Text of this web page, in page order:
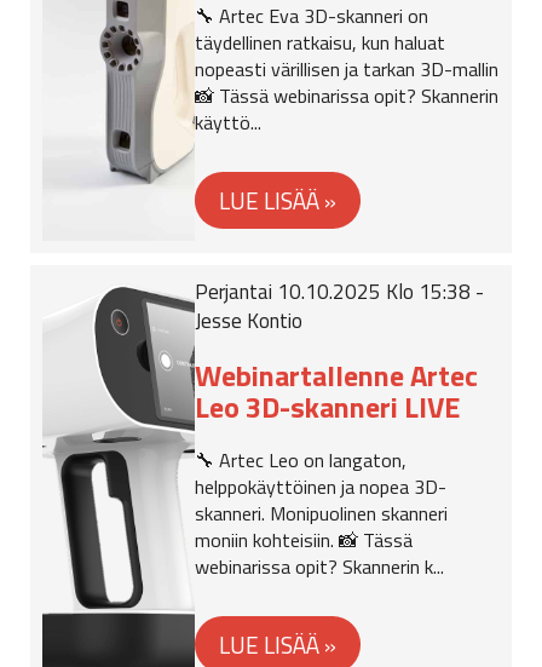
🔧 Artec Eva 3D-skanneri on
täydellinen ratkaisu, kun haluat
nopeasti värillisen ja tarkan 3D-mallin
📸 Tässä webinarissa opit? Skannerin
käyttö...
Perjantai 10.10.2025 Klo 15:38 -
Jesse Kontio
Webinartallenne Artec
Leo 3D-skanneri LIVE
🔧 Artec Leo on langaton,
helppokäyttöinen ja nopea 3D-
skanneri. Monipuolinen skanneri
moniin kohteisiin. 📸 Tässä
webinarissa opit? Skannerin k...